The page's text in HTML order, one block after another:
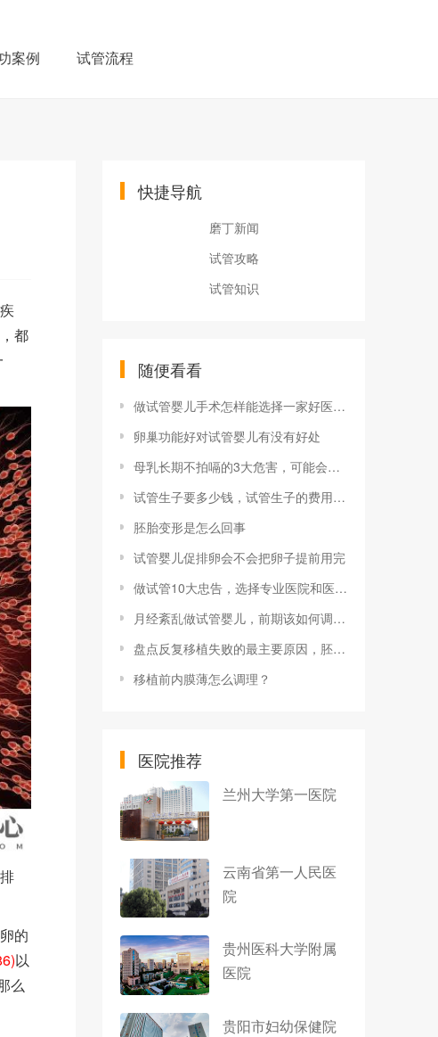
案例 试管流程
都
的
以
么
快捷导航
磨丁新闻
试管攻略
试管知识
随便看看
做试管婴儿手术怎样能选择一家好医院？附医院选择指南！
卵巢功能好对试管婴儿有没有好处
母乳长期不拍嗝的3大危害，可能会导致婴儿烦躁和哭闹？
试管生子要多少钱，试管生子的费用及增加成功概率秘诀
胚胎变形是怎么回事
试管婴儿促排卵会不会把卵子提前用完
做试管10大忠告，选择专业医院和医生很重要
月经紊乱做试管婴儿，前期该如何调整周期？
盘点反复移植失败的最主要原因，胚胎质量不好容易导致流产
移植前内膜薄怎么调理？
医院推荐
兰州大学第一医院
云南省第一人民医
院
贵州医科大学附属
医院
贵阳市妇幼保健院